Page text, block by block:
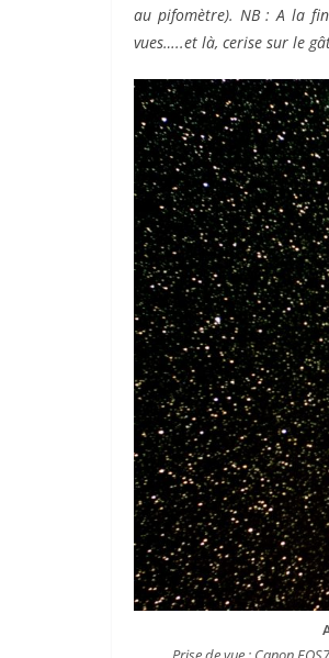
au pifomètre). NB : A la
vues…..et là, cerise sur le